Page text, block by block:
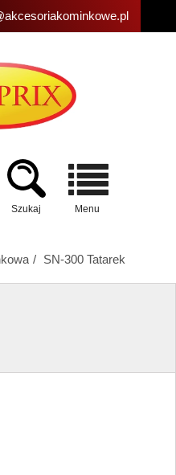
Szukaj Menu
SN-300 Tatarek